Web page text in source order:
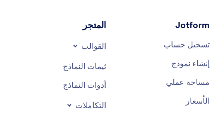
Jotform
تسجيل حساب
إنشاء نموذج
مساحة عملي
الأسعار
المتجر
القوالب
ثيمات النماذج
أدوات النماذج
التكاملات